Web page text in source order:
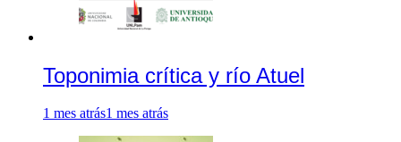
Toponimia crítica y río Atuel
1 mes atrás1 mes atrás